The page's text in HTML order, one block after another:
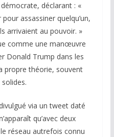
déclarant : «
assassiner quelqu’un,
arrivaient au pouvoir. »
comme une manœuvre
Donald Trump dans les
propre théorie, souvent
via un tweet daté
qu’avec deux
réseau autrefois connu